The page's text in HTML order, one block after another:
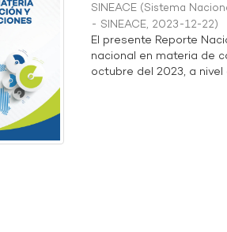
SINEACE (Sistema
- SINEACE, 2023-12-22)
El presente Reporte
nacional en materia de
octubre del 2023, a nivel